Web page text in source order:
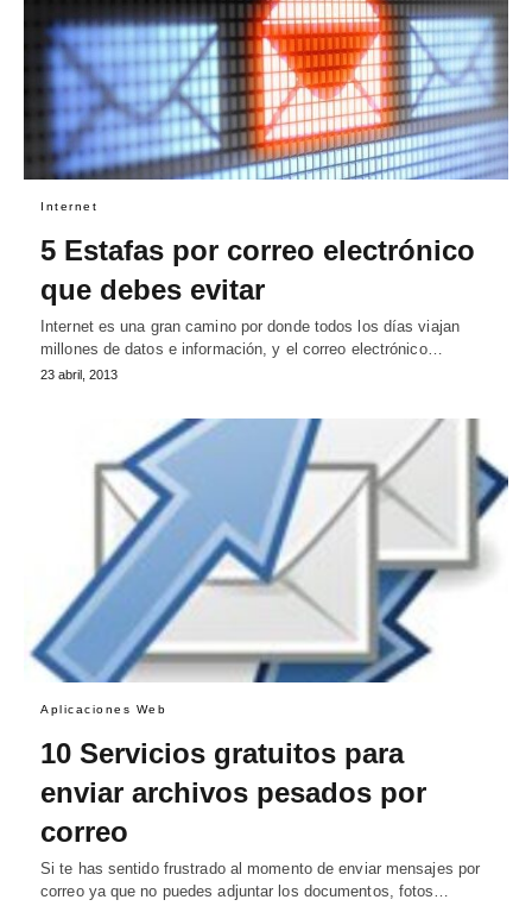
Internet
5 Estafas por correo electrónico
que debes evitar
Internet es una gran camino por donde todos los días viajan
millones de datos e información, y el correo electrónico…
23 abril, 2013
Aplicaciones Web
10 Servicios gratuitos para
enviar archivos pesados por
correo
Si te has sentido frustrado al momento de enviar mensajes por
correo ya que no puedes adjuntar los documentos, fotos…